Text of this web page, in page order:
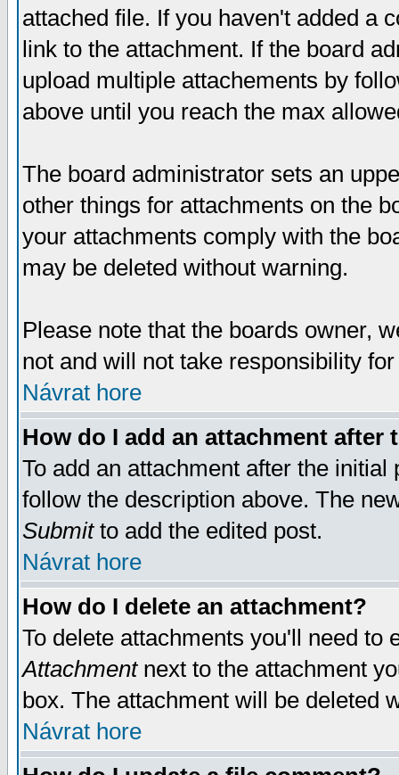
attached file. If you haven't added a
link to the attachment. If the board
upload multiple attachements by
above until you reach the max
The board administrator sets an
other things for attachments on the
your attachments comply with the
may be deleted without warning.
Please note that the boards owner,
not and will not take responsibility
Návrat hore
How do I add an attachment after
To add an attachment after the
follow the description above. The
Submitto add the edited post.
Návrat hore
How do I delete an attachment?
To delete attachments you'll need
Attachmentnext to the attachment
box. The attachment will be deleted
Návrat hore